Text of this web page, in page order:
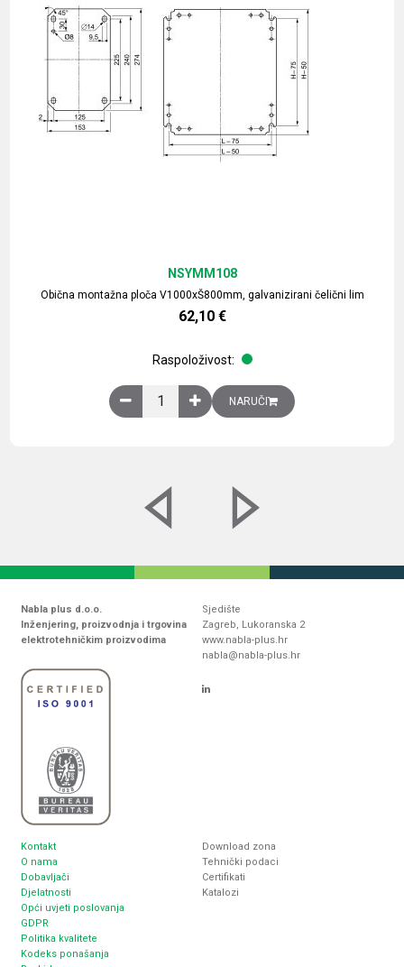
Obična montažna ploča V1000xŠ800mm, galvanizirani čelični lim
NSYMM108
62,10 €
Raspoloživost:
Obična montažna ploča V1000xŠ800mm,
NARUČI
Nabla plus d.o.o.
Inženjering, proizvodnja i trgovina
elektrotehničkim proizvodima
Sjedište
Zagreb, Lukoranska 2
www.nabla-plus.hr
nabla@nabla-plus.hr
Kontakt
O nama
Dobavljači
Djelatnosti
Opći uvjeti poslovanja
GDPR
Politika kvalitete
Kodeks ponašanja
Download zona
Tehnički podaci
Certifikati
Katalozi